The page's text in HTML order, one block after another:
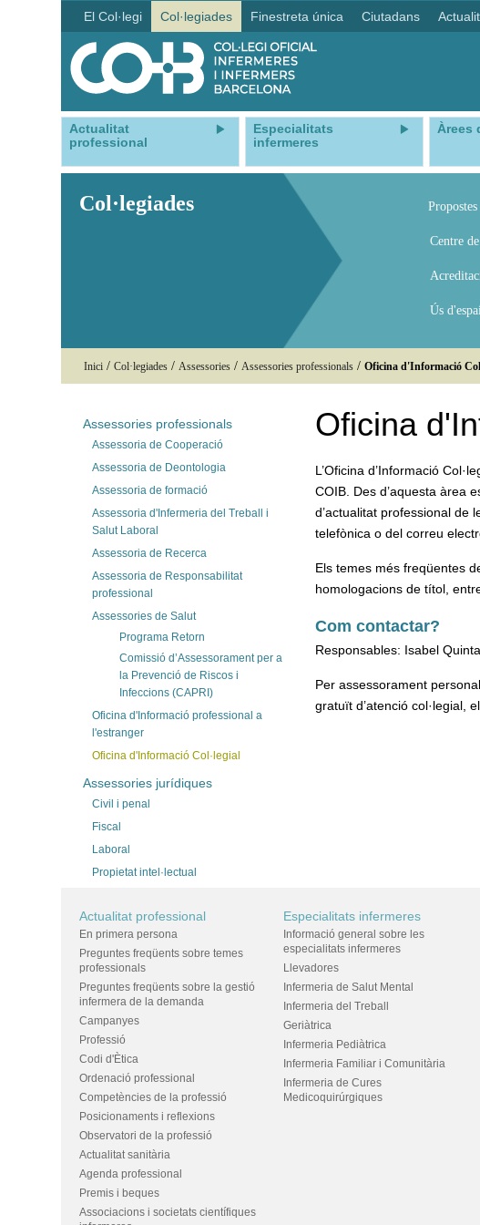
El Col·legi Col·legiades Finestreta única Ciutadans
Actualitat
professional
Especialitats
infermeres
Àrees
Col·legiades
Centre
Ús
Inici / Col·legiades / Assessories / Assessories professionals / Oficina d'Informació
Assessories professionals
Assessoria de Cooperació
Assessoria de Deontologia
Assessoria de formació
Assessoria d'Infermeria del Treball i
Salut Laboral
Assessoria de Recerca
Assessoria de Responsabilitat
professional
Assessories de Salut
Programa Retorn
Comissió d’Assessorament per a
la Prevenció de Riscos i
Infeccions (CAPRI)
Oficina d'Informació professional a
l'estranger
Oficina d'Informació Col·legial
Assessories jurídiques
Civil i penal
Fiscal
Laboral
Propietat intel·lectual
Oficina
L’Oficina d’Informació
COIB. Des d’aquesta àrea
d’actualitat professional de
telefònica o del correu
Els temes més freqüentes
homologacions de títol,
Com contactar?
Responsables: Isabel
Per assessorament
gratuït d’atenció col·legial,
Actualitat professional
En primera persona
Preguntes freqüents sobre temes
professionals
Preguntes freqüents sobre la gestió
infermera de la demanda
Campanyes
Professió
Codi d'Ètica
Ordenació professional
Competències de la professió
Posicionaments i reflexions
Observatori de la professió
Actualitat sanitària
Agenda professional
Premis i beques
Associacions i societats científiques
Especialitats infermeres
Informació general sobre les
especialitats infermeres
Llevadores
Infermeria de Salut Mental
Infermeria del Treball
Geriàtrica
Infermeria Pediàtrica
Infermeria Familiar i Comunitària
Infermeria de Cures
Medicoquirúrgiques